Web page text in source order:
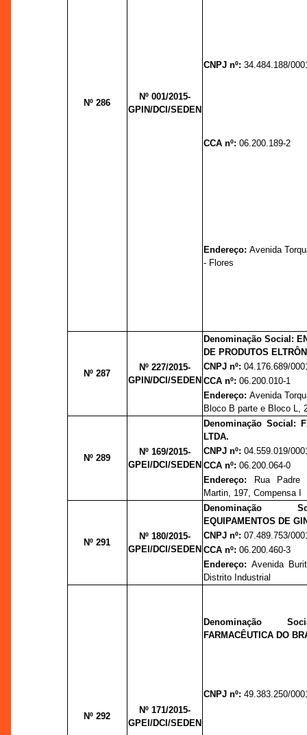
Nº 286
Nº 001/2015-
GPIN/DCI/SEDEN
CNPJ nº:34.484.188/
CCA nº:06.200.189-2
Endereço:Avenida
- Flores
Nº 287
Nº 227/2015-
GPIN/DCI/SEDEN
Denominação Social:
DE PRODUTOS
CNPJ nº:04.176.689/
CCA nº:06.200.010-1
Endereço:Avenida
Bloco B parte e Bloco L,
Nº 289
Nº 169/2015-
GPEI/DCI/SEDEN
Denominação Social:
LTDA.
CNPJ nº:04.559.019/
CCA nº:06.200.064-0
Endereço:
Rua Padre
Martin, 197, Compensa I
Nº 291
Nº 180/2015-
GPEI/DCI/SEDEN
Denominação
EQUIPAMENTOS DE
CNPJ nº:07.489.753/
CCA nº: 06.200.460-3
Endereço:Avenida
Distrito Industrial
Nº 292
Nº 171/2015-
GPEI/DCI/SEDEN
Denominação
FARMACÊUTICA DO
CNPJ nº:49.383.250/